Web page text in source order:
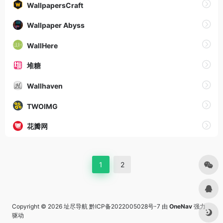
WallpapersCraft
Wallpaper Abyss
WallHere
堆糖
Wallhaven
TWOIMG
花瓣网
1 2
Copyright © 2026 址尽导航 黔ICP备2022005028号-7 由 OneNav 强力
驱动